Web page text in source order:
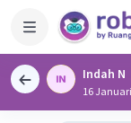
Indah N
16